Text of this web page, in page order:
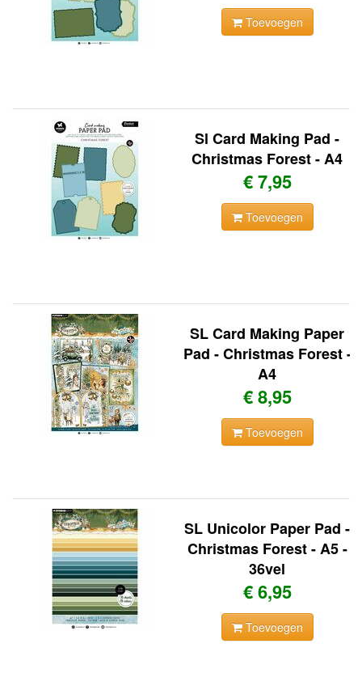
Toevoegen
Sl Card Making Pad -
Christmas Forest - A4
€ 7,95
Toevoegen
SL Card Making Paper
Pad - Christmas Forest -
A4
€ 8,95
Toevoegen
SL Unicolor Paper Pad -
Christmas Forest - A5 -
36vel
€ 6,95
Toevoegen